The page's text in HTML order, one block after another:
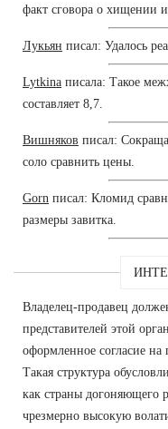
факт сговора о хищении и
Лукьян писал: Удалось
Lytkina писала: Такое
составляет 8,7.
Вишняков писал:
соло сравнить цены.
Gorn писал: Кломид
размеры завитка.
Владелец-продавец
представителей этой
оформленное согласие на
Такая структура
как страны догоняющего
чрезмерно высокую